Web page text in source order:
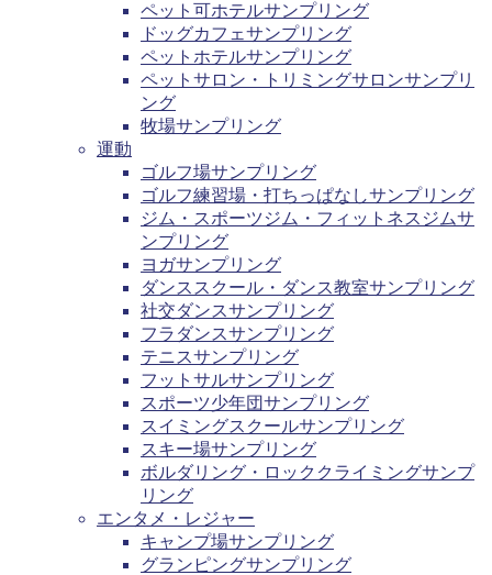
ペット可ホテルサンプリング
ドッグカフェサンプリング
ペットホテルサンプリング
ペットサロン・トリミングサロンサンプリ
ング
牧場サンプリング
運動
ゴルフ場サンプリング
ゴルフ練習場・打ちっぱなしサンプリング
ジム・スポーツジム・フィットネスジムサ
ンプリング
ヨガサンプリング
ダンススクール・ダンス教室サンプリング
社交ダンスサンプリング
フラダンスサンプリング
テニスサンプリング
フットサルサンプリング
スポーツ少年団サンプリング
スイミングスクールサンプリング
スキー場サンプリング
ボルダリング・ロッククライミングサンプ
リング
エンタメ・レジャー
キャンプ場サンプリング
グランピングサンプリング